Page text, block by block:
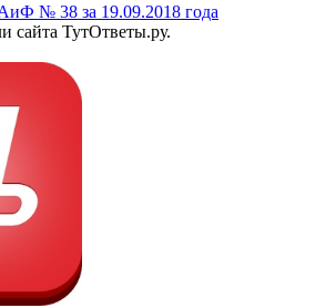
№ 38 за 19.09.2018 года
сайта ТутОтветы.ру.